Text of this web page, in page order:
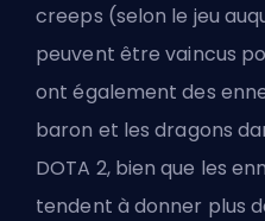
creeps (selon le jeu
peuvent être vaincus
ont également des
baron et les dragons
DOTA 2, bien que les
tendent à donner plus